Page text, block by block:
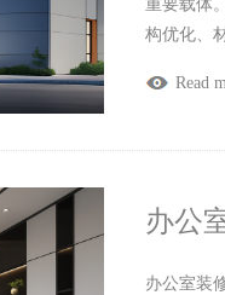
重要载体
构优化、
Read
办公
办公室装